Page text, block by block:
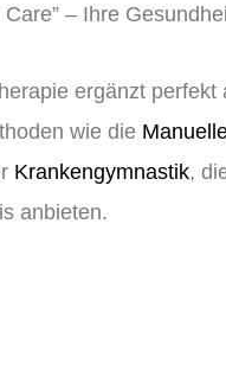
– Ihre
ergänzt perfekt
wie die
Krankengymnastik,
anbieten.